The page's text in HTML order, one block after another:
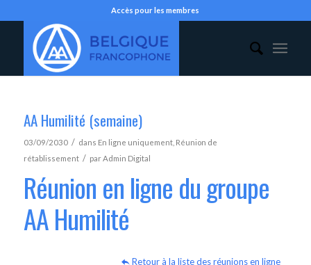
Accès pour les membres
AA Humilité (semaine)
03/09/2030 / dans En ligne uniquement, Réunion de
rétablissement / parAdmin Digital
Réunion en ligne du groupe
AA Humilité
Retour à la liste des réunions en ligne